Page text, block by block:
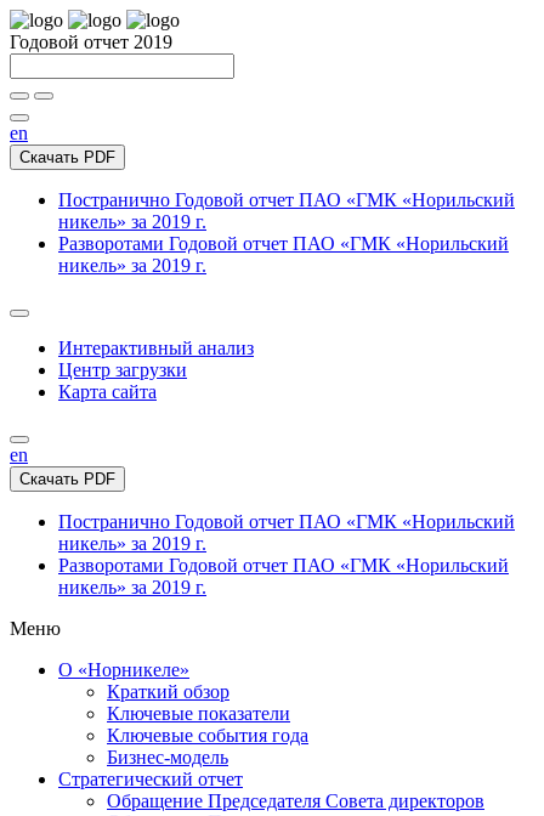
Годовой отчет 2019
en
Скачать PDF
Постранично Годовой отчет ПАО «ГМК «Норильский
никель» за 2019 г.
Разворотами Годовой отчет ПАО «ГМК «Норильский
никель» за 2019 г.
Интерактивный анализ
Центр загрузки
Карта сайта
en
Скачать PDF
Постранично Годовой отчет ПАО «ГМК «Норильский
никель» за 2019 г.
Разворотами Годовой отчет ПАО «ГМК «Норильский
никель» за 2019 г.
Меню
О «Норникеле»
Краткий обзор
Ключевые показатели
Ключевые события года
Бизнес-модель
Стратегический отчет
Обращение Председателя Совета директоров